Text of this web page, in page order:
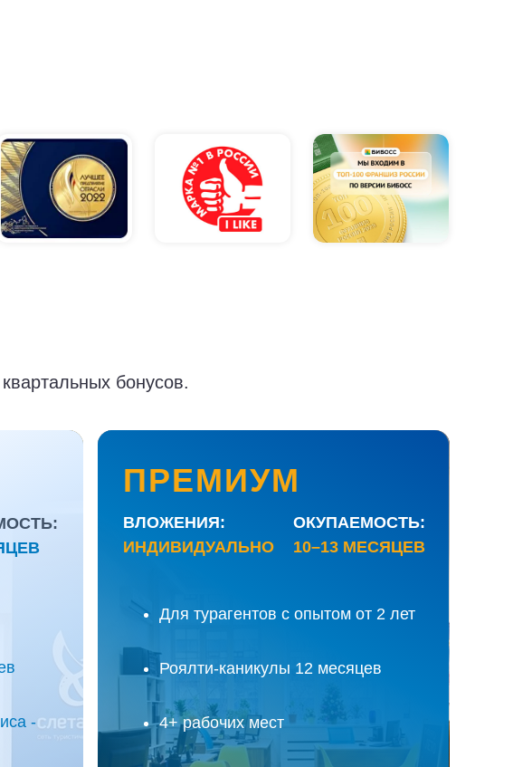
бонусов.
-
максимизации выручки и прибыли
Для турагентов с опытом от 2 лет
Роялти-каникулы 12 месяцев
4+ рабочих мест
ПРЕМИУМ
ВЛОЖЕНИЯ:
ИНДИВИДУАЛЬНО
ОКУПАЕМОСТЬ:
10–13 МЕСЯЦЕВ